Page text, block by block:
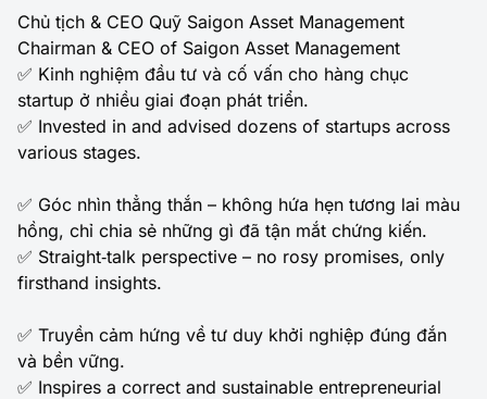
Chủ tịch & CEO Quỹ Saigon Asset Management
Chairman & CEO of Saigon Asset Management
✅ Kinh nghiệm đầu tư và cố vấn cho hàng chục
startup ở nhiều giai đoạn phát triển.
✅ Invested in and advised dozens of startups across
various stages.
✅ Góc nhìn thẳng thắn – không hứa hẹn tương lai màu
hồng, chỉ chia sẻ những gì đã tận mắt chứng kiến.
✅ Straight‑talk perspective – no rosy promises, only
firsthand insights.
✅ Truyền cảm hứng về tư duy khởi nghiệp đúng đắn
và bền vững.
✅ Inspires a correct and sustainable entrepreneurial